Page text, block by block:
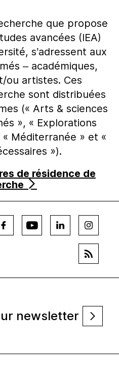
que propose
avancées (IEA)
s’adressent aux
– académiques,
ou artistes. Ces
sont distribuées
(« Arts & sciences
», « Explorations
Méditerranée » et «
»).
de résidence de
newsletter